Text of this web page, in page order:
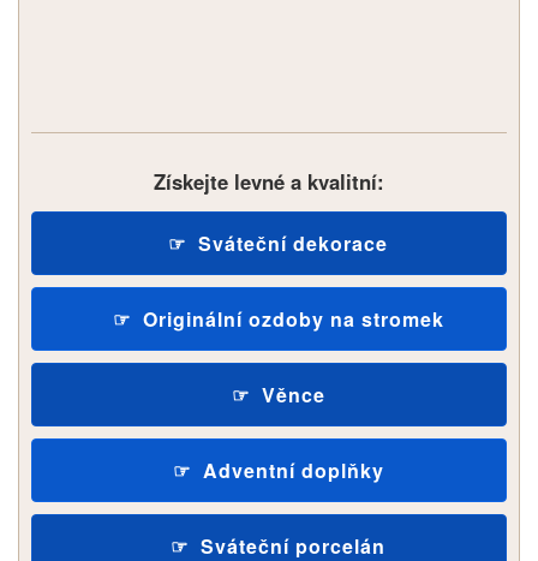
Získejte levné a kvalitní:
Sváteční dekorace
Originální ozdoby na stromek
Věnce
Adventní doplňky
Sváteční porcelán